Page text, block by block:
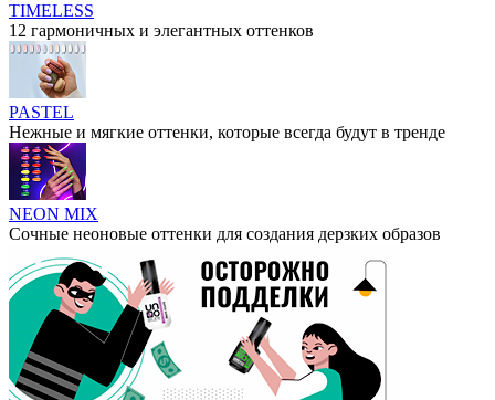
TIMELESS
12 гармоничных и элегантных оттенков
PASTEL
Нежные и мягкие оттенки, которые всегда будут в тренде
NEON MIX
Сочные неоновые оттенки для создания дерзких образов